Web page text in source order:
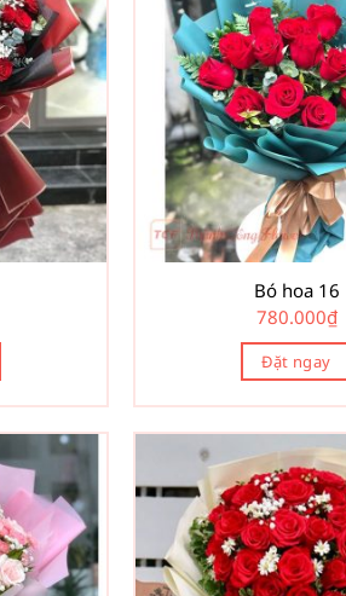
Bó hoa 16
780.000₫
Đặt ngay